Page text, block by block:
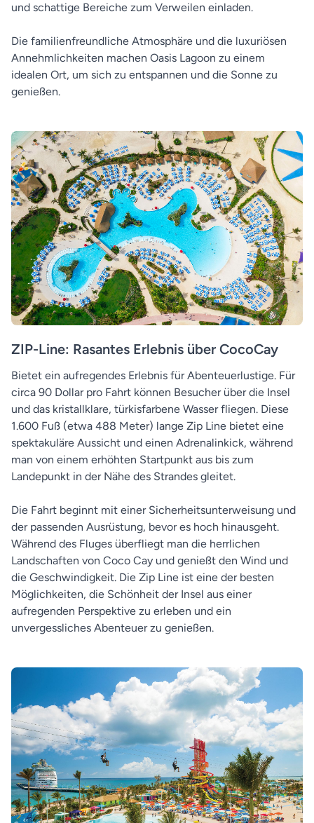
und schattige Bereiche zum Verweilen einladen.
Die familienfreundliche Atmosphäre und die luxuriösen
Annehmlichkeiten machen Oasis Lagoon zu einem
idealen Ort, um sich zu entspannen und die Sonne zu
genießen.
ZIP-Line: Rasantes Erlebnis über CocoCay
Bietet ein aufregendes Erlebnis für Abenteuerlustige. Für
circa 90 Dollar pro Fahrt können Besucher über die Insel
und das kristallklare, türkisfarbene Wasser fliegen. Diese
1.600 Fuß (etwa 488 Meter) lange Zip Line bietet eine
spektakuläre Aussicht und einen Adrenalinkick, während
man von einem erhöhten Startpunkt aus bis zum
Landepunkt in der Nähe des Strandes gleitet.
Die Fahrt beginnt mit einer Sicherheitsunterweisung und
der passenden Ausrüstung, bevor es hoch hinausgeht.
Während des Fluges überfliegt man die herrlichen
Landschaften von Coco Cay und genießt den Wind und
die Geschwindigkeit. Die Zip Line ist eine der besten
Möglichkeiten, die Schönheit der Insel aus einer
aufregenden Perspektive zu erleben und ein
unvergessliches Abenteuer zu genießen.